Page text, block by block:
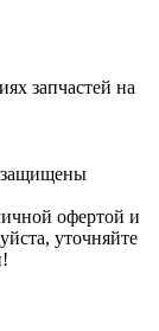
запчастей на
защищены
офертой и
уточняйте